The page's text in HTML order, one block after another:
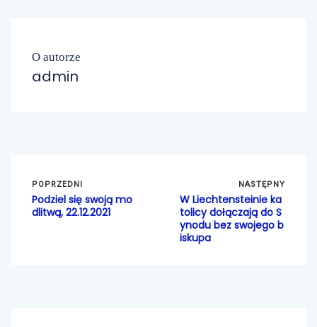
O autorze
admin
POPRZEDNI
Podziel się swoją mo
dlitwą, 22.12.2021
NASTĘPNY
W Liechtensteinie ka
tolicy dołączają do S
ynodu bez swojego b
iskupa